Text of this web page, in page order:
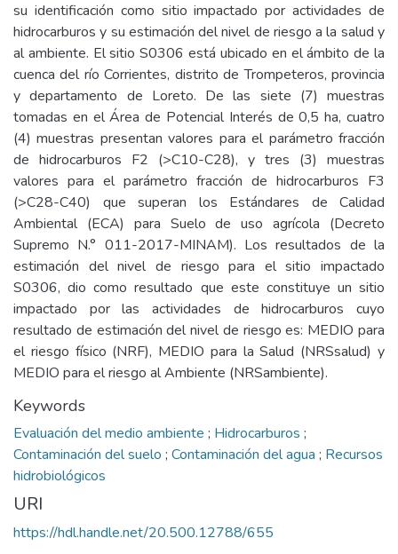
su identificación como sitio impactado por actividades de
hidrocarburos y su estimación del nivel de riesgo a la salud y
al ambiente. El sitio S0306 está ubicado en el ámbito de la
cuenca del río Corrientes, distrito de Trompeteros, provincia
y departamento de Loreto. De las siete (7) muestras
tomadas en el Área de Potencial Interés de 0,5 ha, cuatro
(4) muestras presentan valores para el parámetro fracción
de hidrocarburos F2 (>C10-C28), y tres (3) muestras
valores para el parámetro fracción de hidrocarburos F3
(>C28-C40) que superan los Estándares de Calidad
Ambiental (ECA) para Suelo de uso agrícola (Decreto
Supremo N.° 011-2017-MINAM). Los resultados de la
estimación del nivel de riesgo para el sitio impactado
S0306, dio como resultado que este constituye un sitio
impactado por las actividades de hidrocarburos cuyo
resultado de estimación del nivel de riesgo es: MEDIO para
el riesgo físico (NRF), MEDIO para la Salud (NRSsalud) y
MEDIO para el riesgo al Ambiente (NRSambiente).
Keywords
Evaluación del medio ambiente ; Hidrocarburos ;
Contaminación del suelo ; Contaminación del agua ; Recursos
hidrobiológicos
URI
https://hdl.handle.net/20.500.12788/655